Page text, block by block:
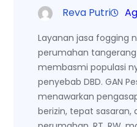
Reva Putri
Layanan jasa fogging
perumahan
membasmi populasi
penyebab DBD. GAN
menawarkan
berizin, tepat